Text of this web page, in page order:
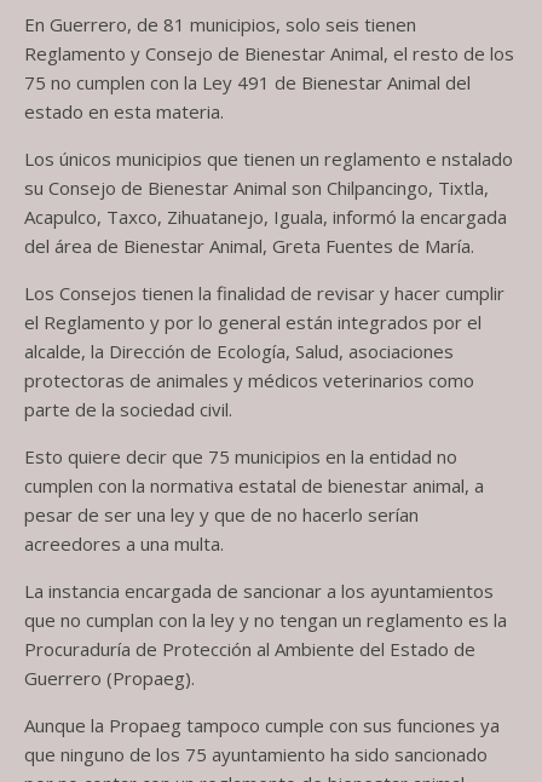
En Guerrero, de 81 municipios, solo seis tienen
Reglamento y Consejo de Bienestar Animal, el resto de los
75 no cumplen con la Ley 491 de Bienestar Animal del
estado en esta materia.
Los únicos municipios que tienen un reglamento e nstalado
su Consejo de Bienestar Animal son Chilpancingo, Tixtla,
Acapulco, Taxco, Zihuatanejo, Iguala, informó la encargada
del área de Bienestar Animal, Greta Fuentes de María.
Los Consejos tienen la finalidad de revisar y hacer cumplir
el Reglamento y por lo general están integrados por el
alcalde, la Dirección de Ecología, Salud, asociaciones
protectoras de animales y médicos veterinarios como
parte de la sociedad civil.
Esto quiere decir que 75 municipios en la entidad no
cumplen con la normativa estatal de bienestar animal, a
pesar de ser una ley y que de no hacerlo serían
acreedores a una multa.
La instancia encargada de sancionar a los ayuntamientos
que no cumplan con la ley y no tengan un reglamento es la
Procuraduría de Protección al Ambiente del Estado de
Guerrero (Propaeg).
Aunque la Propaeg tampoco cumple con sus funciones ya
que ninguno de los 75 ayuntamiento ha sido sancionado